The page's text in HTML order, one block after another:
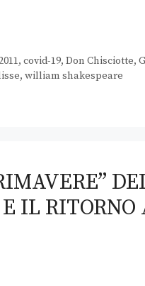
, covid-19, Don Chisciotte,
, william shakespeare
IL RITORNO